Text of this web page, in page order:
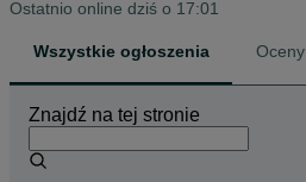
Ostatnio online dziś o 17:01
Wszystkie ogłoszenia Oceny
Znajdź na tej stronie